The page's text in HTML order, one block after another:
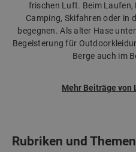
frischen Luft. Beim Laufen,
Camping, Skifahren oder in
begegnen. Als alter Hase
Begeisterung für
Berge auch im
Mehr Beiträge von
Rubriken und Themen